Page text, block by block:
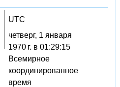
UTC
четверг, 1 января
1970 г. в 01:29:15
Всемирное
координированное
время